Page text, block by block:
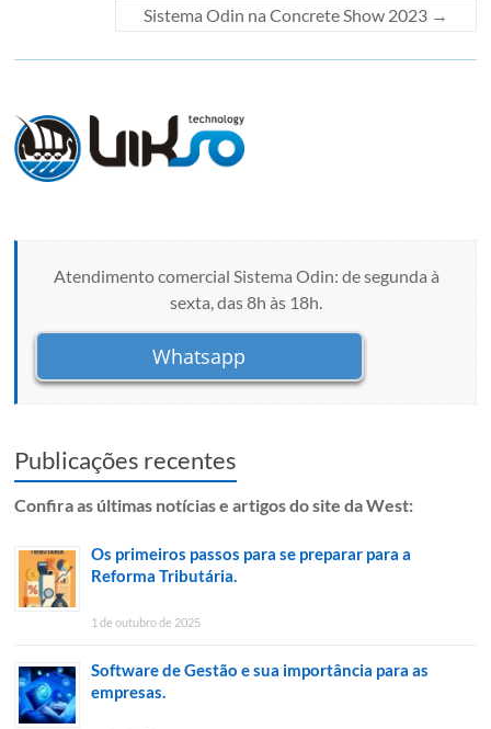
Sistema Odin na Concrete Show 2023 →
Atendimento comercial Sistema Odin: de segunda à
sexta, das 8h às 18h.
Whatsapp
Publicações recentes
Confira as últimas notícias e artigos do site da West:
Os primeiros passos para se preparar para a
Reforma Tributária.
1 de outubro de 2025
Software de Gestão e sua importância para as
empresas.